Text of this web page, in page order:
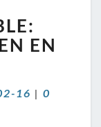
EN
16 | 0